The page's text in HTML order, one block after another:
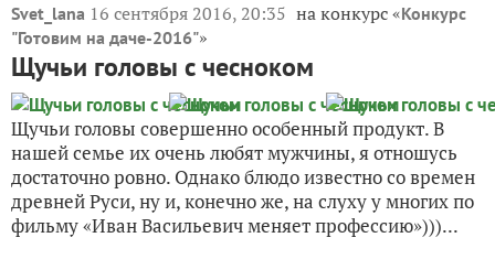
Svet_lana 16 сентября 2016, 20:35 на конкурс «Конкурс
"Готовим на даче-2016"»
Щучьи головы с чесноком
Щучьи головы совершенно особенный продукт. В
нашей семье их очень любят мужчины, я отношусь
достаточно ровно. Однако блюдо известно со времен
древней Руси, ну и, конечно же, на слуху у многих по
фильму «Иван Васильевич меняет профессию»)))...